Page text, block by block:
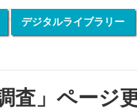
デジタルライブラリー
査」ページ